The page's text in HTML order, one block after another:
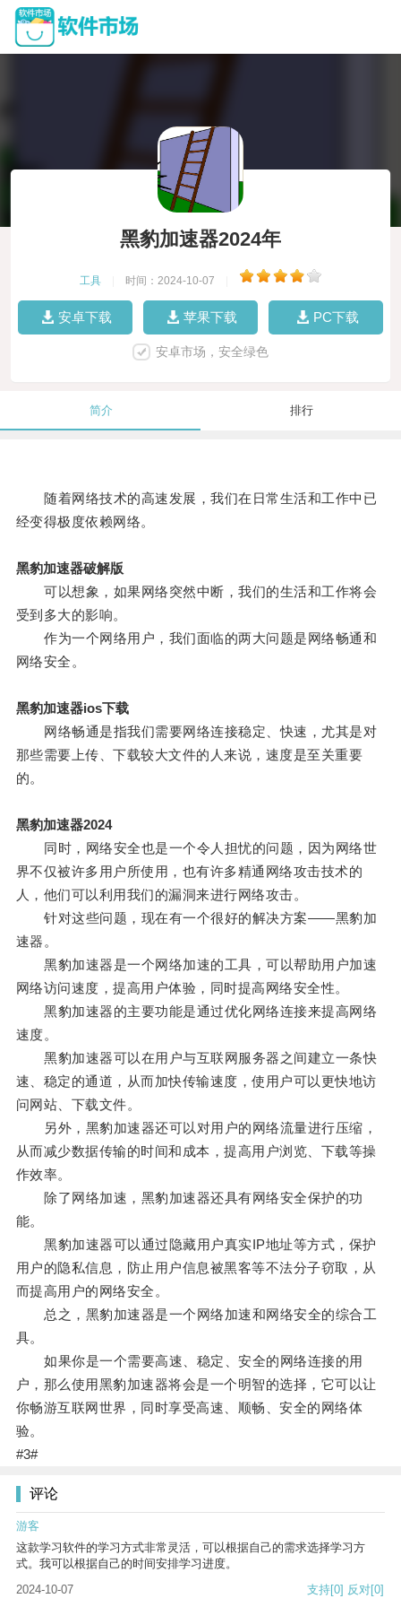
黑豹加速器2024年
工具 时间：2024-10-07
安卓下载 苹果下载 PC下载
安卓市场，安全绿色
简介 排行
随着网络技术的高速发展，我们在日常生活和工作中已
经变得极度依赖网络。
黑豹加速器破解版
可以想象，如果网络突然中断，我们的生活和工作将会
受到多大的影响。
作为一个网络用户，我们面临的两大问题是网络畅通和
网络安全。
黑豹加速器ios下载
网络畅通是指我们需要网络连接稳定、快速，尤其是对
那些需要上传、下载较大文件的人来说，速度是至关重要
的。
黑豹加速器2024
同时，网络安全也是一个令人担忧的问题，因为网络世
界不仅被许多用户所使用，也有许多精通网络攻击技术的
人，他们可以利用我们的漏洞来进行网络攻击。
针对这些问题，现在有一个很好的解决方案——黑豹加
速器。
黑豹加速器是一个网络加速的工具，可以帮助用户加速
网络访问速度，提高用户体验，同时提高网络安全性。
黑豹加速器的主要功能是通过优化网络连接来提高网络
速度。
黑豹加速器可以在用户与互联网服务器之间建立一条快
速、稳定的通道，从而加快传输速度，使用户可以更快地访
问网站、下载文件。
另外，黑豹加速器还可以对用户的网络流量进行压缩，
从而减少数据传输的时间和成本，提高用户浏览、下载等操
作效率。
除了网络加速，黑豹加速器还具有网络安全保护的功
能。
黑豹加速器可以通过隐藏用户真实IP地址等方式，保护
用户的隐私信息，防止用户信息被黑客等不法分子窃取，从
而提高用户的网络安全。
总之，黑豹加速器是一个网络加速和网络安全的综合工
具。
如果你是一个需要高速、稳定、安全的网络连接的用
户，那么使用黑豹加速器将会是一个明智的选择，它可以让
你畅游互联网世界，同时享受高速、顺畅、安全的网络体
验。
#3#
评论
游客
这款学习软件的学习方式非常灵活，可以根据自己的需求选择学习方
式。我可以根据自己的时间安排学习进度。
2024-10-07
支持[0] 反对[0]